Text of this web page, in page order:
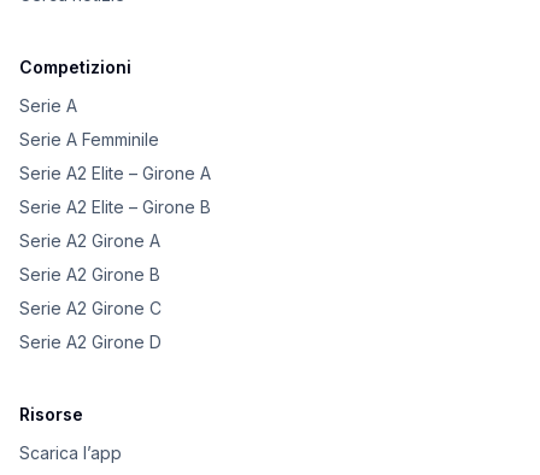
Competizioni
Serie A
Serie A Femminile
Serie A2 Elite – Girone A
Serie A2 Elite – Girone B
Serie A2 Girone A
Serie A2 Girone B
Serie A2 Girone C
Serie A2 Girone D
Risorse
Scarica l’app